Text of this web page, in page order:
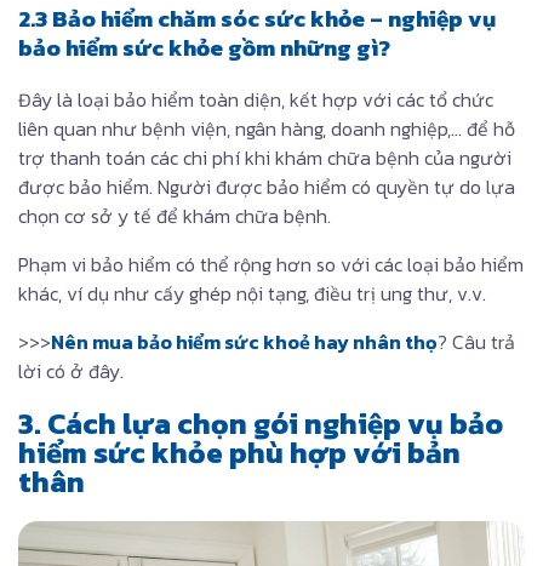
2.3 Bảo hiểm chăm sóc sức khỏe – nghiệp vụ
bảo hiểm sức khỏe gồm những gì?
Đây là loại bảo hiểm toàn diện, kết hợp với các tổ chức
liên quan như bệnh viện, ngân hàng, doanh nghiệp,… để hỗ
trợ thanh toán các chi phí khi khám chữa bệnh của người
được bảo hiểm. Người được bảo hiểm có quyền tự do lựa
chọn cơ sở y tế để khám chữa bệnh.
Phạm vi bảo hiểm có thể rộng hơn so với các loại bảo hiểm
khác, ví dụ như cấy ghép nội tạng, điều trị ung thư, v.v.
>>>Nên mua bảo hiểm sức khoẻ hay nhân thọ? Câu trả
lời có ở đây.
3. Cách lựa chọn gói nghiệp vụ bảo
hiểm sức khỏe phù hợp với bản
thân